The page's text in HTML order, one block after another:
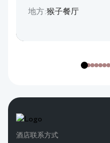
地方:猴子餐厅
酒店联系方式